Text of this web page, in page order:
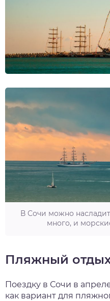
В Сочи можно
много, и
Пляжный
Поездку в Сочи в
как вариант для